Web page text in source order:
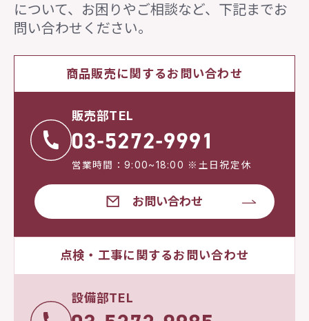
について、 お困りやご相談など、下記までお
問い合わせください。
商品販売に関するお問い合わせ
販売部TEL
営業時間：9:00~18:00 ※土日祝定休
お問い合わせ
点検・工事に関するお問い合わせ
設備部TEL